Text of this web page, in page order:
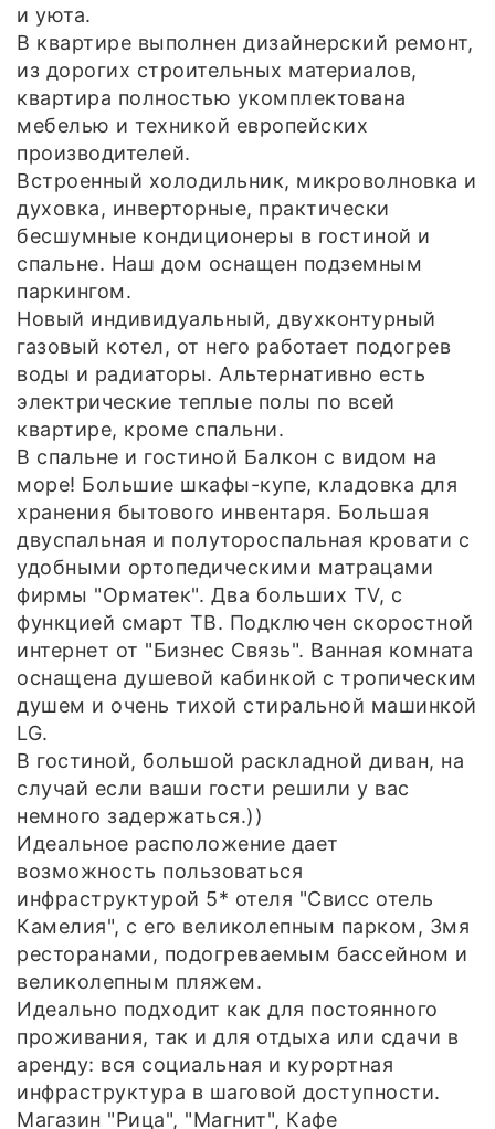
и уюта.
В квартире выполнен дизайнерский ремонт,
из дорогих строительных материалов,
квартира полностью укомплектована
мебелью и техникой европейских
производителей.
Встроенный холодильник, микроволновка и
духовка, инверторные, практически
бесшумные кондиционеры в гостиной и
спальне. Наш дом оснащен подземным
паркингом.
Новый индивидуальный, двухконтурный
газовый котел, от него работает подогрев
воды и радиаторы. Альтернативно есть
электрические теплые полы по всей
квартире, кроме спальни.
В спальне и гостиной Балкон с видом на
море! Большие шкафы-купе, кладовка для
хранения бытового инвентаря. Большая
двуспальная и полутороспальная кровати с
удобными ортопедическими матрацами
фирмы "Орматек". Два больших TV, с
функцией смарт ТВ. Подключен скоростной
интернет от "Бизнес Связь". Ванная комната
оснащена душевой кабинкой с тропическим
душем и очень тихой стиральной машинкой
LG.
В гостиной, большой раскладной диван, на
случай если ваши гости решили у вас
немного задержаться.))
Идеальное расположение дает
возможность пользоваться
инфраструктурой 5* отеля "Свисс отель
Камелия", с его великолепным парком, 3мя
ресторанами, подогреваемым бассейном и
великолепным пляжем.
Идеально подходит как для постоянного
проживания, так и для отдыха или сдачи в
аренду: вся социальная и курортная
инфраструктура в шаговой доступности.
Магазин "Рица", "Магнит", Кафе